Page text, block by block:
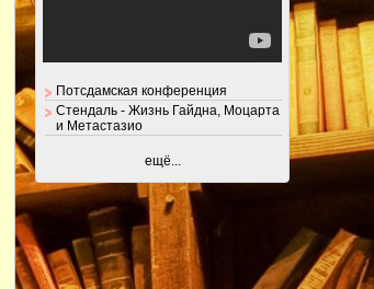
Потсдамская конференция
Стендаль - Жизнь Гайдна, Моцарта
и Метастазио
ещё...